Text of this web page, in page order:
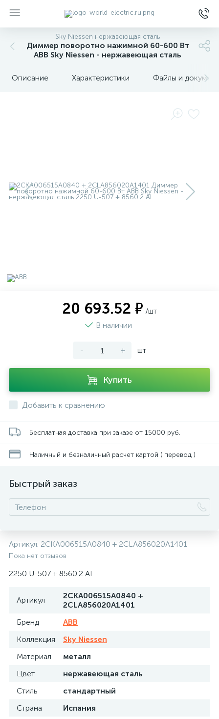
Sky Niessen нержавеющая сталь
Диммер поворотно нажимной 60-600 Вт
ABB Sky Niessen - нержавеющая сталь
Описание Характеристики Файлы и
20 693.52 ₽ /шт
В наличии
- + шт
Купить
Добавить к сравнению
Бесплатная доставка при заказе от 15000 руб.
Наличный и безналичный расчет картой ( перевод )
Быстрый заказ
Артикул: 2CKA006515A0840 + 2CLA856020A1401
Пока нет отзывов
2250 U-507 + 8560.2 AI
Артикул
2CKA006515A0840 +
2CLA856020A1401
Бренд
ABB
Коллекция
Sky Niessen
Материал
металл
Цвет
нержавеющая сталь
Стиль
стандартный
Страна
Испания